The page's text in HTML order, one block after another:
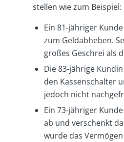
stellen wie zum Beispiel:
Ein 81-jähriger
zum Geldabheben.
großes Geschrei als
Die 83-jährige
den Kassenschalter
jedoch nicht
Ein 73-jähriger
ab und verschenkt
wurde das